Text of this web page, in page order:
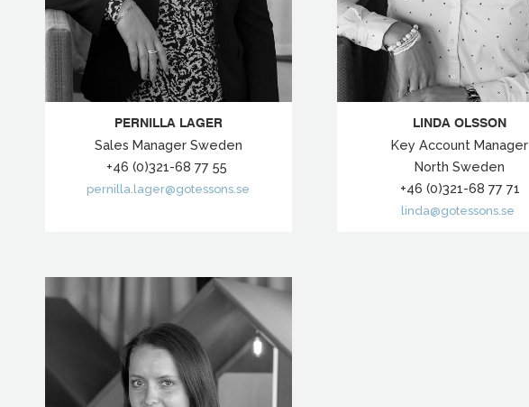
PERNILLA LAGER
Sales Manager Sweden
+46 (0)321-68 77 55
pernilla.lager@gotessons.se
LINDA OLSSON
Key Account Manager
North Sweden
+46 (0)321-68 77 71
linda@gotessons.se